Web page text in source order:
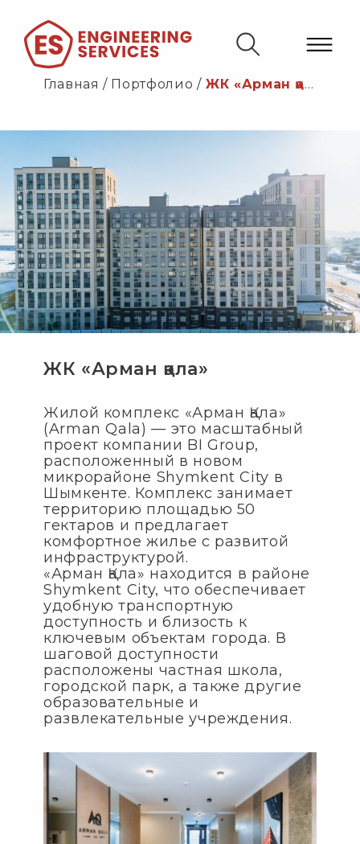
Главная / Портфолио /ЖК «Арман қала»
ЖК «Арман қала»
Жилой комплекс «Арман Қала»
(Arman Qala) — это масштабный
проект компании BI Group,
расположенный в новом
микрорайоне Shymkent City в
Шымкенте. Комплекс занимает
территорию площадью 50
гектаров и предлагает
комфортное жилье с развитой
инфраструктурой.
«Арман Қала» находится в районе
Shymkent City, что обеспечивает
удобную транспортную
доступность и близость к
ключевым объектам города. В
шаговой доступности
расположены частная школа,
городской парк, а также другие
образовательные и
развлекательные учреждения.